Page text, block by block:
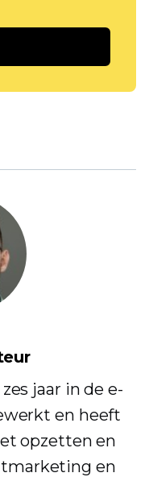
jaar in de e-
en heeft
opzetten en
en